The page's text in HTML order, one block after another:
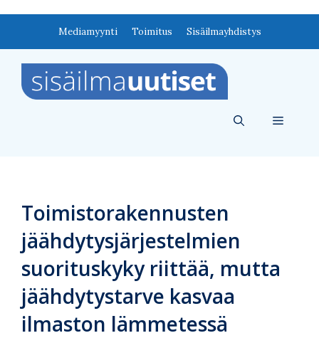
Mediamyynti Toimitus Sisäilmayhdistys
Valikko
Toimistorakennusten
jäähdytysjärjestelmien
suorituskyky riittää, mutta
jäähdytystarve kasvaa
ilmaston lämmetessä